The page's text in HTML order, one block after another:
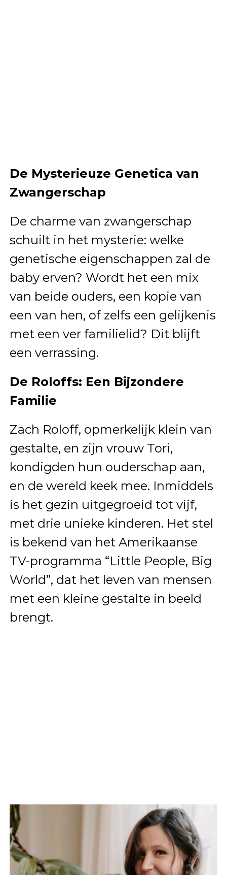
De Mysterieuze Genetica van
Zwangerschap
De charme van zwangerschap
schuilt in het mysterie: welke
genetische eigenschappen zal de
baby erven? Wordt het een mix
van beide ouders, een kopie van
een van hen, of zelfs een gelijkenis
met een ver familielid? Dit blijft
een verrassing.
De Roloffs: Een Bijzondere
Familie
Zach Roloff, opmerkelijk klein van
gestalte, en zijn vrouw Tori,
kondigden hun ouderschap aan,
en de wereld keek mee. Inmiddels
is het gezin uitgegroeid tot vijf,
met drie unieke kinderen. Het stel
is bekend van het Amerikaanse
TV-programma “Little People, Big
World”, dat het leven van mensen
met een kleine gestalte in beeld
brengt.